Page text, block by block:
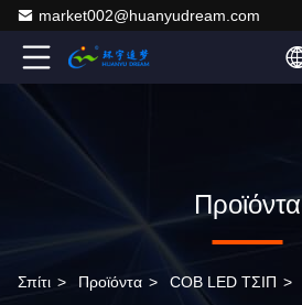
market002@huanyudream.com
Προϊόντα
Σπίτι > Προϊόντα > COB LED ΤΣΙΠ >